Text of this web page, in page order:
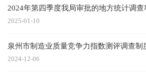
2024年第四季度我局审批的地方统计调查
2025-01-10
泉州市制造业质量竞争力指数测评调查制
2024-12-06